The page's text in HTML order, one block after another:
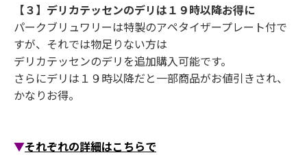
【３】デリカテッセンのデリは１９時以降お得に
パークブリュワリーは特製のアペタイザープレート付で
すが、それでは物足りない方は
デリカテッセンのデリを追加購入可能です。
さらにデリは１９時以降だと一部商品がお値引きされ、
かなりお得。
▼それぞれの詳細はこちらで